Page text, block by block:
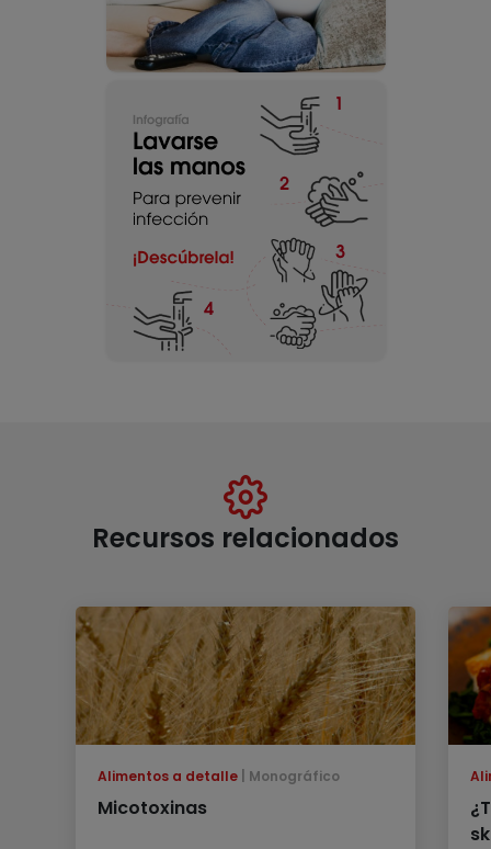
Recursos relacionados
Alimentos a detalle Monográfico
Micotoxinas